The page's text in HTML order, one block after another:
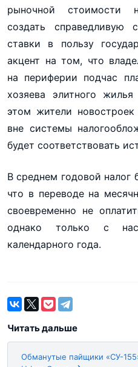
рыночной стоимости
создать справедливую
ставки в пользу
акцент на том, что
на периферии подчас
хозяева элитного
этом жители
вне системы
будет соответствовать
В среднем годовой налог
что в переводе на
своевременно не
однако только с
календарного года.
Читать дальше
Обманутые пайщики «СУ-